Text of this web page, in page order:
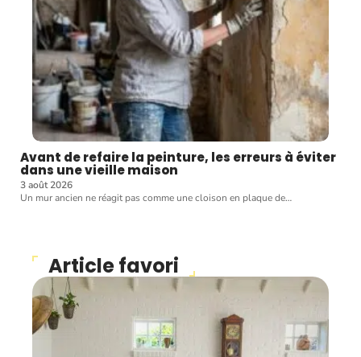
Avant de refaire la peinture, les erreurs à éviter
dans une vieille maison
3 août 2026
Un mur ancien ne réagit pas comme une cloison en plaque de…
Article favori